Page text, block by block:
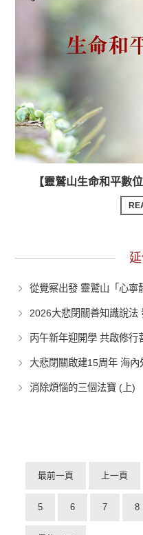
【靈鷲山生命和平數
從覺察出發 靈鷲山「心寧
2026大悲閉關善知識說法
丙午新年迎開學 共啟修行
大悲閉關啟建15周年 海
消除煩惱的三個法寶 (上)
最前一頁 上一頁
5 6 7 8